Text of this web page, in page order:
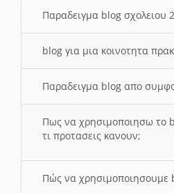
Παραδειγμα blog σχολειου 2
blog για μια κοινοτητα
Παραδειγμα blog απο
Πως να χρησιμοποιησω το
τι προτασεις κανουν;
Πώς να χρησιμοποιησουμε